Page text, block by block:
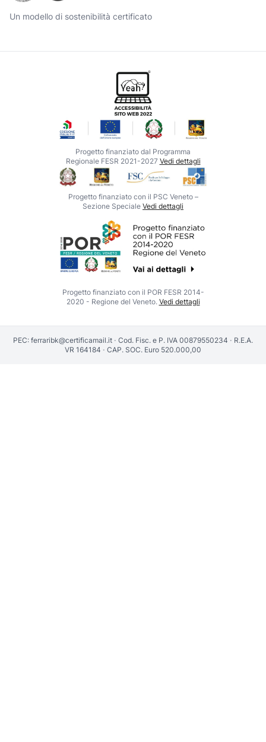
Un modello di sostenibilità certificato
Progetto finanziato dal Programma
Regionale FESR 2021-2027 Vedi dettagli
Progetto finanziato con il PSC Veneto –
Sezione Speciale Vedi dettagli
Progetto finanziato con il POR FESR 2014-
2020 - Regione del Veneto. Vedi dettagli
PEC: ferraribk@certificamail.it · Cod. Fisc. e P. IVA 00879550234 · R.E.A.
VR 164184 · CAP. SOC. Euro 520.000,00